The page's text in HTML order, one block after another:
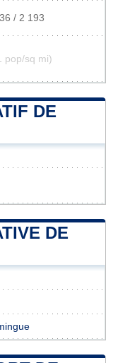
/ 2 193
pop/sq mi)
DE
DE